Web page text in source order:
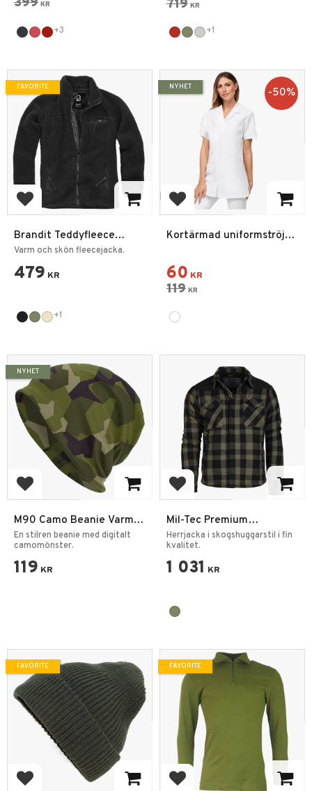
KR
+3
719 KR
+1
Add to favorites
Brandit Teddyfleece
Jacka
Varm och skön fleecejacka.
479 KR
FAVORITE
+1
Add to favorites
Kortärmad uniformströja
60 KR
119 KR
50%
NYHET
Add to favorites
M90 Camo Beanie Varm &
Stretchig Mössa One Size
En stilren beanie med digitalt
camomönster.
119 KR
NYHET
Add to favorites
Mil-Tec Premium
Lumberjacket Rutig
Svart/Olivgrön
Herrjacka i skogshuggarstil i fin
kvalitet.
1 031 KR
Add to favorites
FAVORITE
Add to favorites
FAVORITE